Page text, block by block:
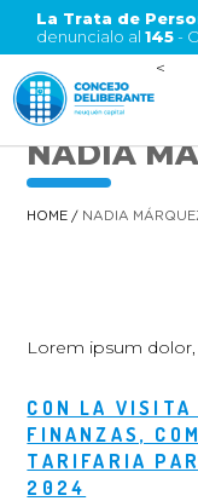
La Trata de
denuncialo al 145-
<
NADIA
HOME / NADIA
Lorem ipsum dolor,
CON LA VISITA
FINANZAS,
TARIFARIA
2024